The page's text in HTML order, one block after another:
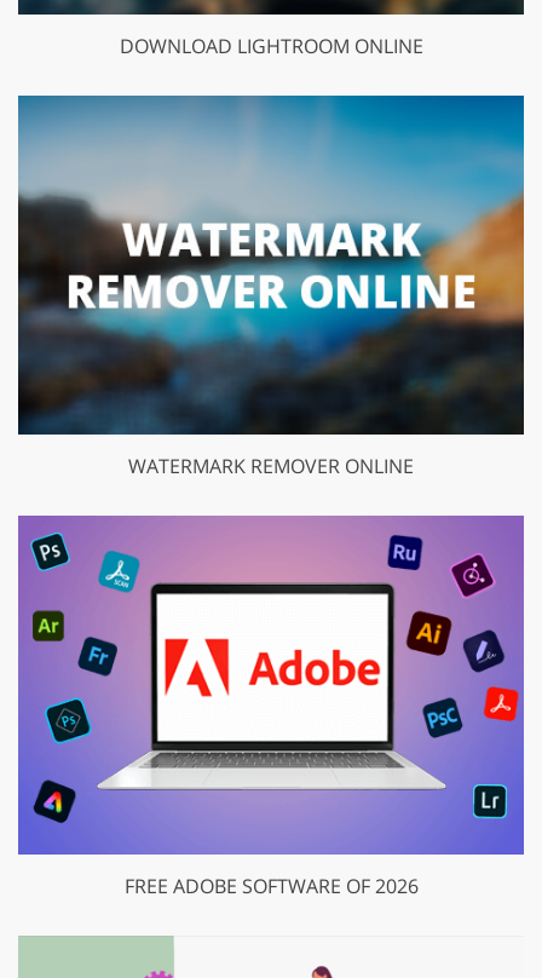
DOWNLOAD LIGHTROOM ONLINE
WATERMARK REMOVER ONLINE
FREE ADOBE SOFTWARE OF 2026